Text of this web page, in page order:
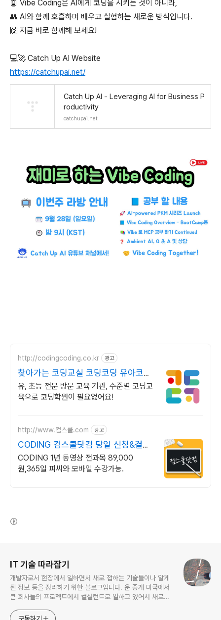
🤖 Vibe Coding은 AI에게 코딩을 시키는 것이 아니라,
👥 AI와 함께 호흡하며 배우고 실험하는 새로운 방식입니다.
🙌 지금 바로 함께해 보세요!
💻🚀 Catch Up AI Website
https://catchupai.net/
Catch Up AI - Leveraging AI for Business P
roductivity
catchupai.net
http://codingcoding.co.kr 광고
찾아가는 코딩교실 코딩코딩 유아코딩
시대, 유아맞춤교육
유, 초등 전문 방문 교육 기관, 수준별 코딩교
육으로 코딩학원이 필요없어요!
http://www.컴스쿨.com 광고
CODING 컴스쿨닷컴 당일 신청&결제
시 기프티콘!
CODING 1년 동영상 전과목 89,000
원,365일 피씨와 모바일 수강가능.
IT 기술 따라잡기
개발자로서 현장에서 일하면서 새로 접하는 기술들이나 알게
된 정보 등을 정리하기 위한 블로그입니다. 운 좋게 미국에서
큰 회사들의 프로젝트에서 컬설턴트로 일하고 있어서 새로운
사용되는 툴들에 대해 많은 분들과 정보를 공유하고 싶습니다.